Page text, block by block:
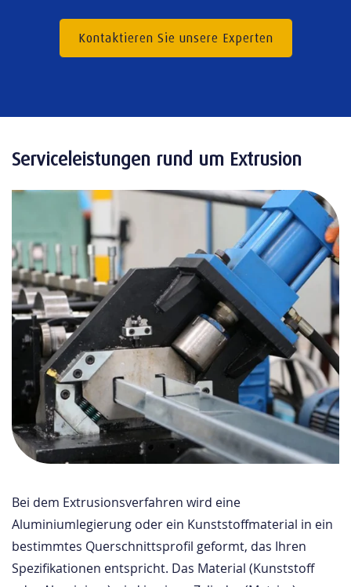
Kontaktieren Sie unsere Experten
Bei dem Extrusionsverfahren wird eine
Aluminiumlegierung oder ein Kunststoffmaterial in ein
bestimmtes Querschnittsprofil geformt, das Ihren
Spezifikationen entspricht. Das Material (Kunststoff
Serviceleistungen rund um Extrusion